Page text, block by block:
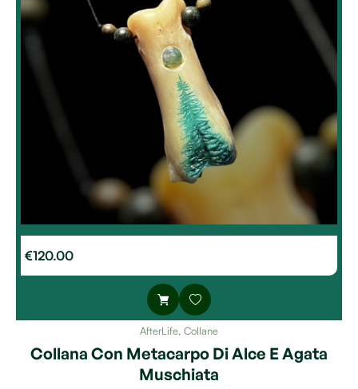
€120.00
AfterLife, Collane
Collana Con Metacarpo Di Alce E Agata
Muschiata